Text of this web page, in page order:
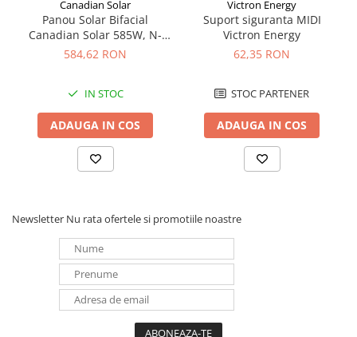
sisteme de urgenta - acumulator
extern
UPS Calculatoare si Servere
UPS Trifazat
Stabilizatoare Tensiune
PDUs unitati de distributie a
energiei electrice
Cabinete baterii
Accesorii
Frigidere portabile
Panouri portabile
Racire/Incalzire
Statii energie portabile
Canadian Solar
Panou Solar Bifacial
Canadian Solar 585W, N-
Type TOPCon, CS6W-TB-SF-
584,62 RON
IN STOC
ADAUGA IN COS
Victron Energy
Suport siguranta MIDI
Victron Energy
62,35 RON
STOC PARTENER
ADAUGA IN COS
Newsletter Nu rata ofertele si promotiile noastre